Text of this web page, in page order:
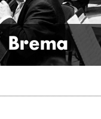
Brema